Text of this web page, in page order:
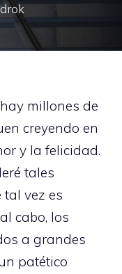
millones de
creyendo en
y la felicidad.
tales
vez es
cabo, los
a grandes
patético